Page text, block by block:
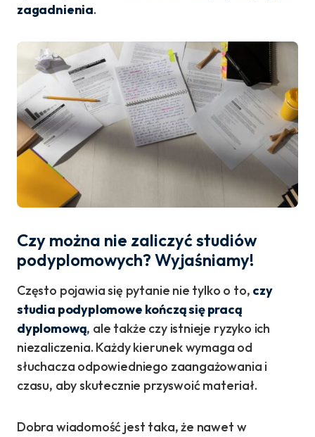
zagadnienia.
Czy można nie zaliczyć studiów
podyplomowych? Wyjaśniamy!
Często pojawia się pytanie nie tylko o to, czy
studia podyplomowe kończą się pracą
dyplomową, ale także czy istnieje ryzyko ich
niezaliczenia. Każdy kierunek wymaga od
słuchacza odpowiedniego zaangażowania i
czasu, aby skutecznie przyswoić materiał.
Dobra wiadomość jest taka, że nawet w